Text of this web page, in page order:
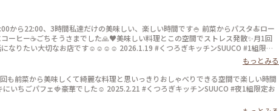
から22:00、3時間私達だけの美味しい、楽しい時間です🍚 前菜からパスタ🍝ロー
ーヒー☕️ごちそうさまでした🙏♥️美味しい料理とこの空間でストレス発散✨月1回
になりたい大切なお店です☺️☺️☺️☺️ 2026.1.19 #くつろぎキッチンSUUCO #1組限
もっとみる
も前菜から美味しくて綺麗な料理と思いっきりおしゃべりできる空間で楽しい時間
いちごパフェ🍓豪華でした☺️ 2025.2.21 #くつろぎキッチンSUUCO #夜1組限定お